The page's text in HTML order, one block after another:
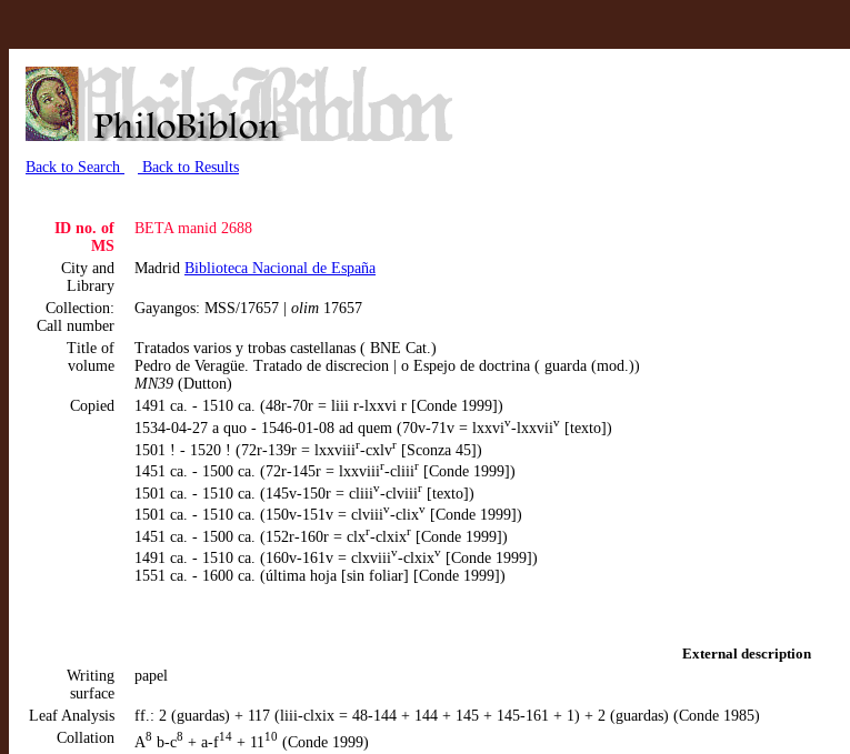
Back to Search Back to Results
ID no. of
MS
BETA manid 2688
City and
Library
Madrid Biblioteca Nacional de España
Collection:
Call number
Gayangos: MSS/17657 | olim 17657
Title of
volume
Tratados varios y trobas castellanas ( BNE Cat.)
Pedro de Veragüe. Tratado de discrecion | o Espejo de doctrina ( guarda (mod.))
MN39 (Dutton)
Copied
1491 ca. - 1510 ca. (48r-70r = liii r-lxxvi r [Conde 1999])
1534-04-27 a quo - 1546-01-08 ad quem (70v-71v = lxxviv-lxxviiv [texto])
1501 ! - 1520 ! (72r-139r = lxxviiir-cxlvr [Sconza 45])
1451 ca. - 1500 ca. (72r-145r = lxxviiir-cliiir [Conde 1999])
1501 ca. - 1510 ca. (145v-150r = cliiiv-clviiir [texto])
1501 ca. - 1510 ca. (150v-151v = clviiiv-clixv [Conde 1999])
1451 ca. - 1500 ca. (152r-160r = clxr-clxixr [Conde 1999])
1491 ca. - 1510 ca. (160v-161v = clxviiiv-clxixv [Conde 1999])
1551 ca. - 1600 ca. (última hoja [sin foliar] [Conde 1999])
External description
Writing
surface
papel
Leaf Analysis
ff.: 2 (guardas) + 117 (liii-clxix = 48-144 + 144 + 145 + 145-161 + 1) + 2 (guardas) (Conde 1985)
Collation
A8 b-c8 + a-f14 + 11 10 (Conde 1999)